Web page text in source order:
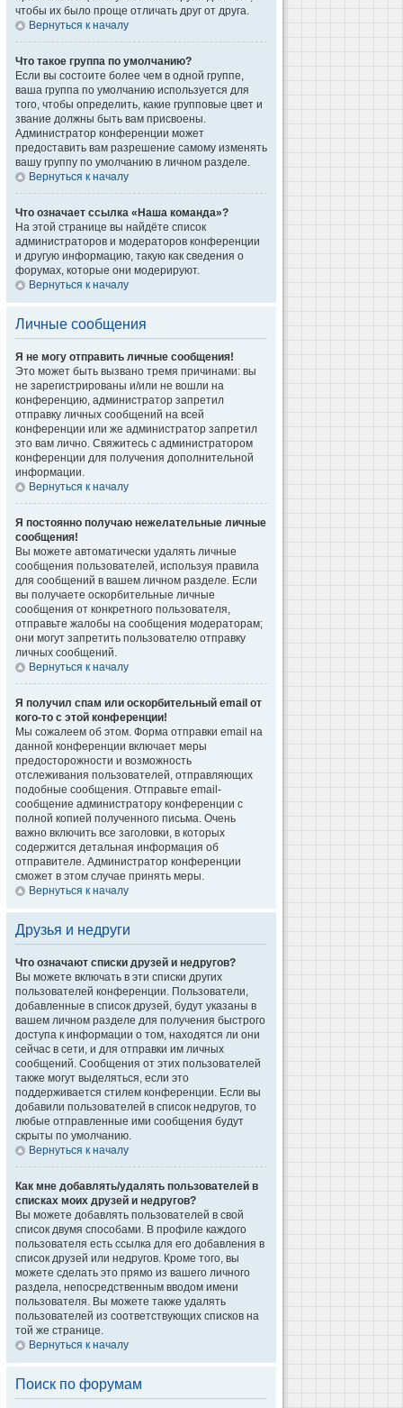
чтобы их было проще отличать друг от друга.
Вернуться к началу
Что такое группа по умолчанию?
Если вы состоите более чем в одной группе,
ваша группа по умолчанию используется для
того, чтобы определить, какие групповые цвет и
звание должны быть вам присвоены.
Администратор конференции может
предоставить вам разрешение самому изменять
вашу группу по умолчанию в личном разделе.
Вернуться к началу
Что означает ссылка «Наша команда»?
На этой странице вы найдёте список
администраторов и модераторов конференции
и другую информацию, такую как сведения о
форумах, которые они модерируют.
Вернуться к началу
Личные сообщения
Я не могу отправить личные сообщения!
Это может быть вызвано тремя причинами: вы
не зарегистрированы и/или не вошли на
конференцию, администратор запретил
отправку личных сообщений на всей
конференции или же администратор запретил
это вам лично. Свяжитесь с администратором
конференции для получения дополнительной
информации.
Вернуться к началу
Я постоянно получаю нежелательные личные
сообщения!
Вы можете автоматически удалять личные
сообщения пользователей, используя правила
для сообщений в вашем личном разделе. Если
вы получаете оскорбительные личные
сообщения от конкретного пользователя,
отправьте жалобы на сообщения модераторам;
они могут запретить пользователю отправку
личных сообщений.
Вернуться к началу
Я получил спам или оскорбительный email от
кого-то с этой конференции!
Мы сожалеем об этом. Форма отправки email на
данной конференции включает меры
предосторожности и возможность
отслеживания пользователей, отправляющих
подобные сообщения. Отправьте email-
сообщение администратору конференции с
полной копией полученного письма. Очень
важно включить все заголовки, в которых
содержится детальная информация об
отправителе. Администратор конференции
сможет в этом случае принять меры.
Вернуться к началу
Друзья и недруги
Что означают списки друзей и недругов?
Вы можете включать в эти списки других
пользователей конференции. Пользователи,
добавленные в список друзей, будут указаны в
вашем личном разделе для получения быстрого
доступа к информации о том, находятся ли они
сейчас в сети, и для отправки им личных
сообщений. Сообщения от этих пользователей
также могут выделяться, если это
поддерживается стилем конференции. Если вы
добавили пользователей в список недругов, то
любые отправленные ими сообщения будут
скрыты по умолчанию.
Вернуться к началу
Как мне добавлять/удалять пользователей в
списках моих друзей и недругов?
Вы можете добавлять пользователей в свой
список двумя способами. В профиле каждого
пользователя есть ссылка для его добавления в
список друзей или недругов. Кроме того, вы
можете сделать это прямо из вашего личного
раздела, непосредственным вводом имени
пользователя. Вы можете также удалять
пользователей из соответствующих списков на
той же странице.
Вернуться к началу
Поиск по форумам